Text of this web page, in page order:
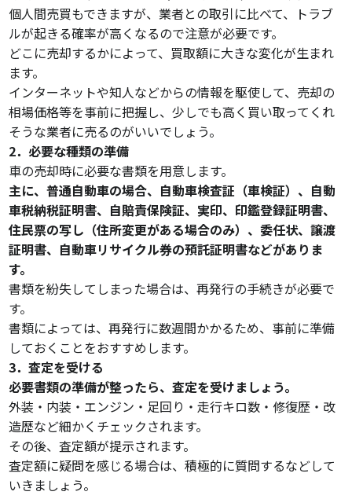
個人間売買もできますが、業者との取引に比べて、トラブ
ルが起きる確率が高くなるので注意が必要です。
どこに売却するかによって、買取額に大きな変化が生まれ
ます。
インターネットや知人などからの情報を駆使して、売却の
相場価格等を事前に把握し、少しでも高く買い取ってくれ
そうな業者に売るのがいいでしょう。
2．必要な種類の準備
車の売却時に必要な書類を用意します。
主に、普通自動車の場合、自動車検査証（車検証）、自動
車税納税証明書、自賠責保険証、実印、印鑑登録証明書、
住民票の写し（住所変更がある場合のみ）、委任状、譲渡
証明書、自動車リサイクル券の預託証明書などがありま
す。
書類を紛失してしまった場合は、再発行の手続きが必要で
す。
書類によっては、再発行に数週間かかるため、事前に準備
しておくことをおすすめします。
3．査定を受ける
必要書類の準備が整ったら、査定を受けましょう。
外装・内装・エンジン・足回り・走行キロ数・修復歴・改
造歴など細かくチェックされます。
その後、査定額が提示されます。
査定額に疑問を感じる場合は、積極的に質問するなどして
いきましょう。